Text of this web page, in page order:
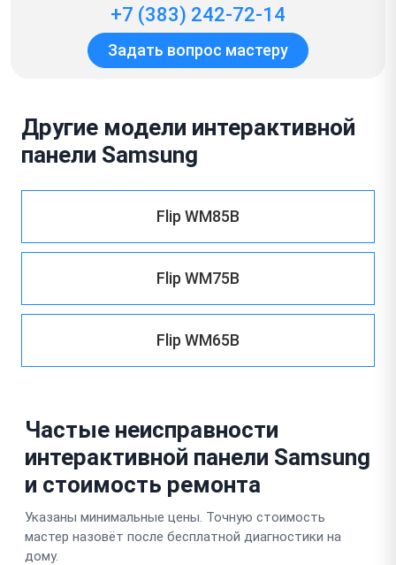
+7 (383) 242-72-14
Задать вопрос мастеру
Другие модели интерактивной
панели Samsung
Flip WM85B
Flip WM75B
Flip WM65B
Частые неисправности
интерактивной панели Samsung
и стоимость ремонта
Указаны минимальные цены. Точную стоимость
мастер назовёт после бесплатной диагностики на
дому.